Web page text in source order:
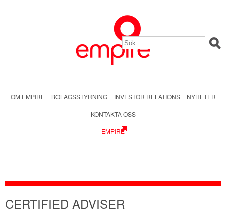
OM EMPIRE BOLAGSSTYRNING INVESTOR RELATIONS
NYHETER
KONTAKTA OSS
EMPIRE
CERTIFIED ADVISER